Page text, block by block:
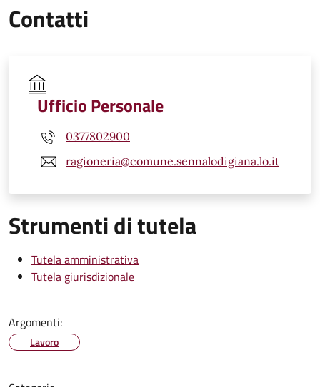
Contatti
Ufficio Personale
0377802900
ragioneria@comune.sennalodigiana.lo.it
Strumenti di tutela
Tutela amministrativa
Tutela giurisdizionale
Argomenti:
Lavoro